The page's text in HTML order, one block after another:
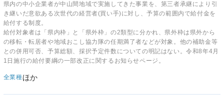
県内の中小企業者が中山間地域で実施してきた事業を、第三者承継により引
き継いだ意欲ある次世代の経営者(買い手)に対し、予算の範囲内で給付金を
給付する制度。
給付対象者は「県内枠」と「県外枠」の2類型に分かれ、県外枠は県外から
の移転・転居者や地域おこし協力隊の任期満了者などが対象。他の補助金等
との併用可否、予算総額、採択予定件数についての明記はない。令和8年4月
1日施行の給付要綱の一部改正に関するお知らせページ。
全業種ほか